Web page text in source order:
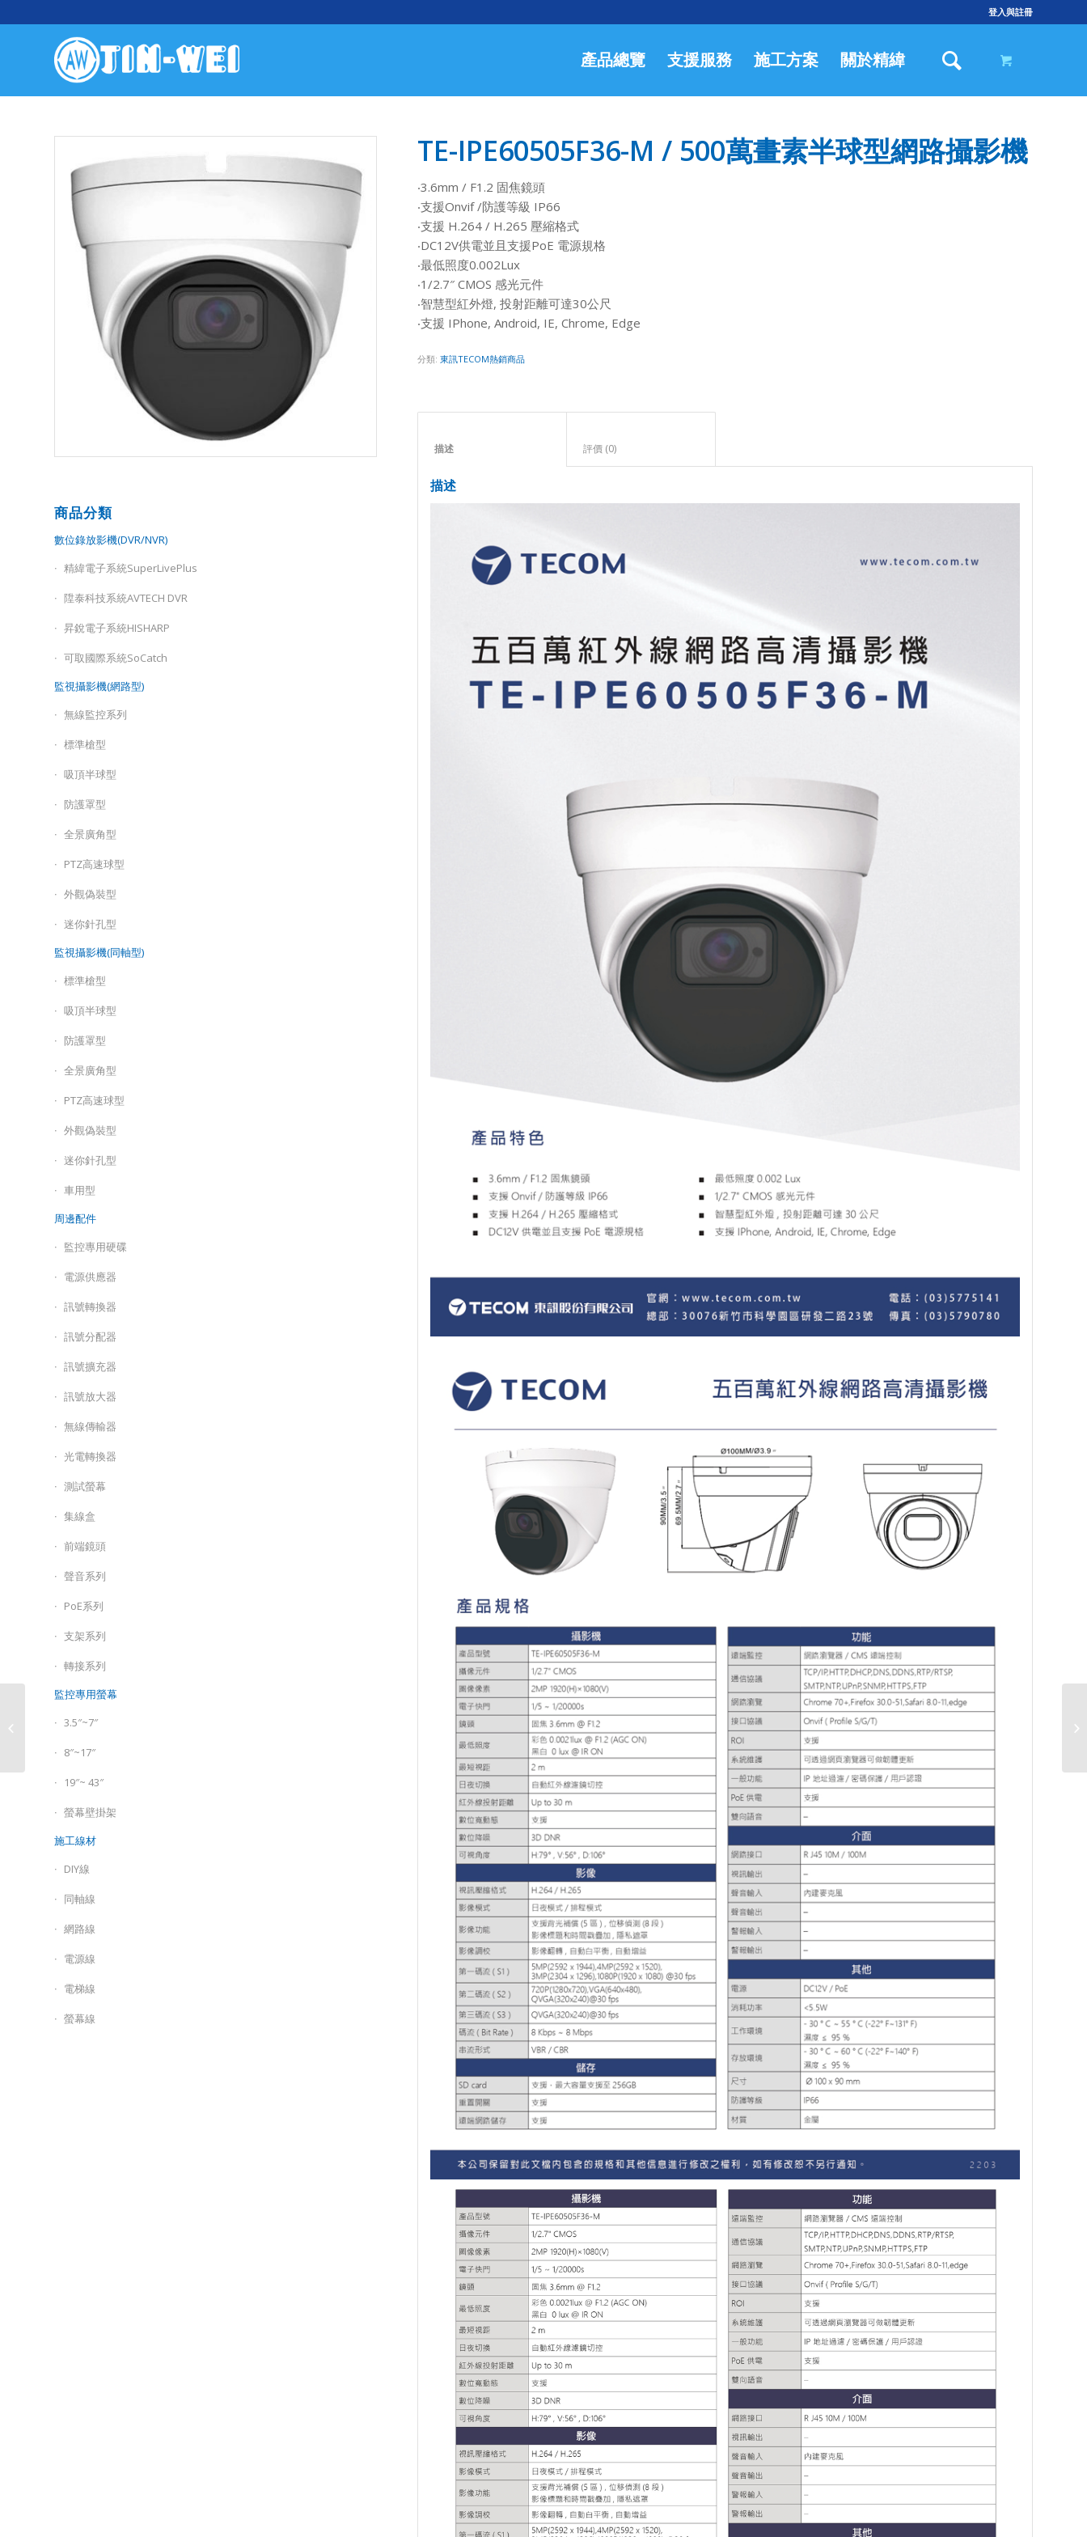
登入與註冊
產品總覽 支援服務 施工方案 關於精緯
商品分類
數位錄放影機(DVR/NVR)
精緯電子系統SuperLivePlus
陞泰科技系統AVTECH DVR
昇銳電子系統HISHARP
可取國際系統SoCatch
監視攝影機(網路型)
無線監控系列
標準槍型
吸頂半球型
防護罩型
全景廣角型
PTZ高速球型
外觀偽裝型
迷你針孔型
監視攝影機(同軸型)
標準槍型
吸頂半球型
防護罩型
全景廣角型
PTZ高速球型
外觀偽裝型
迷你針孔型
車用型
周邊配件
監控專用硬碟
電源供應器
訊號轉換器
訊號分配器
訊號擴充器
訊號放大器
無線傳輸器
光電轉換器
測試螢幕
集線盒
前端鏡頭
聲音系列
PoE系列
支架系列
轉接系列
監控專用螢幕
3.5″~7″
8″~17″
19″~ 43″
螢幕壁掛架
施工線材
DIY線
同軸線
網路線
電源線
電梯線
螢幕線
TE-IPE60505F36-M / 500萬畫素半球型網路攝影機
‧3.6mm / F1.2 固焦鏡頭
‧支援Onvif /防護等級 IP66
‧支援 H.264 / H.265 壓縮格式
‧DC12V供電並且支援PoE 電源規格
‧最低照度0.002Lux
‧1/2.7″ CMOS 感光元件
‧智慧型紅外燈, 投射距離可達30公尺
‧支援 IPhone, Android, IE, Chrome, Edge
分類:東訊TECOM熱銷商品
描述
200萬畫素槍型網路攝影